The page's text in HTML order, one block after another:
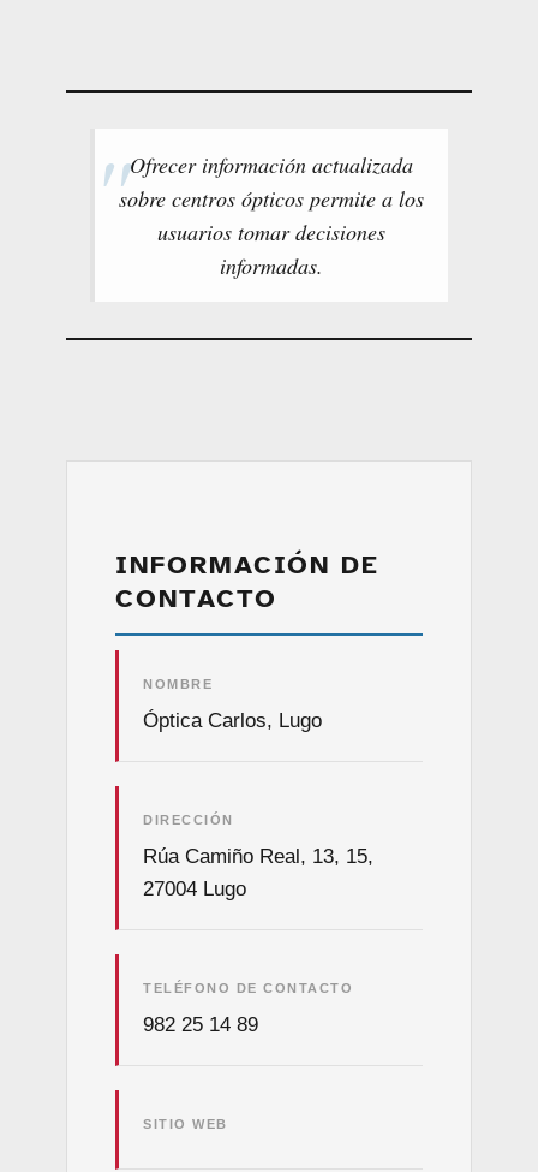
Ofrecer información actualizada
sobre centros ópticos permite a los
usuarios tomar decisiones
informadas.
INFORMACIÓN DE
CONTACTO
NOMBRE
Óptica Carlos, Lugo
DIRECCIÓN
Rúa Camiño Real, 13, 15,
27004 Lugo
TELÉFONO DE CONTACTO
982 25 14 89
SITIO WEB